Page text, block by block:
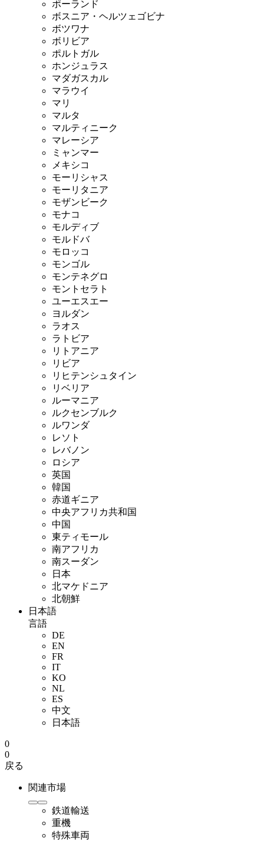
ポーランド
ボスニア・ヘルツェゴビナ
ボツワナ
ボリビア
ポルトガル
ホンジュラス
マダガスカル
マラウイ
マリ
マルタ
マルティニーク
マレーシア
ミャンマー
メキシコ
モーリシャス
モーリタニア
モザンビーク
モナコ
モルディブ
モルドバ
モロッコ
モンゴル
モンテネグロ
モントセラト
ユーエスエー
ヨルダン
ラオス
ラトビア
リトアニア
リビア
リヒテンシュタイン
リベリア
ルーマニア
ルクセンブルク
ルワンダ
レソト
レバノン
ロシア
英国
韓国
赤道ギニア
中央アフリカ共和国
中国
東ティモール
南アフリカ
南スーダン
日本
北マケドニア
北朝鮮
日本語
言語
DE
EN
FR
IT
KO
NL
ES
中文
日本語
0
0
戻る
関連市場
鉄道輸送
重機
特殊車両